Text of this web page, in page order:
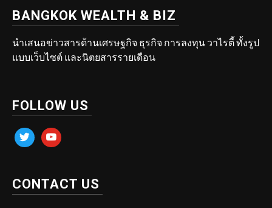
BANGKOK WEALTH & BIZ
นำเสนอข่าวสารด้านเศรษฐกิจ ธุรกิจ การลงทุน วาไรตี้ ทั้งรูป
แบบเว็บไซต์ และนิตยสารรายเดือน
FOLLOW US
twitter youtube
CONTACT US